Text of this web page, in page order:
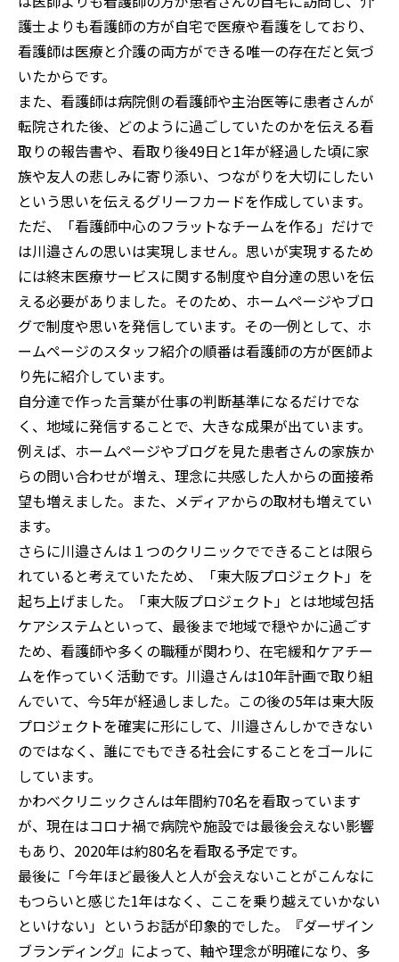
護士よりも看護師の方が自宅で医療や看護をしており、
看護師は医療と介護の両方ができる唯一の存在だと気づ
いたからです。
また、看護師は病院側の看護師や主治医等に患者さんが
転院された後、どのように過ごしていたのかを伝える看
取りの報告書や、看取り後49日と1年が経過した頃に家
族や友人の悲しみに寄り添い、つながりを大切にしたい
という思いを伝えるグリーフカードを作成しています。
ただ、「看護師中心のフラットなチームを作る」だけで
は川邉さんの思いは実現しません。思いが実現するため
には終末医療サービスに関する制度や自分達の思いを伝
える必要がありました。そのため、ホームページやブロ
グで制度や思いを発信しています。その一例として、ホ
ームページのスタッフ紹介の順番は看護師の方が医師よ
り先に紹介しています。
自分達で作った言葉が仕事の判断基準になるだけでな
く、地域に発信することで、大きな成果が出ています。
例えば、ホームページやブログを見た患者さんの家族か
らの問い合わせが増え、理念に共感した人からの面接希
望も増えました。また、メディアからの取材も増えてい
ます。
さらに川邉さんは１つのクリニックでできることは限ら
れていると考えていたため、「東大阪プロジェクト」を
起ち上げました。「東大阪プロジェクト」とは地域包括
ケアシステムといって、最後まで地域で穏やかに過ごす
ため、看護師や多くの職種が関わり、在宅緩和ケアチー
ムを作っていく活動です。川邉さんは10年計画で取り組
んでいて、今5年が経過しました。この後の5年は東大阪
プロジェクトを確実に形にして、川邉さんしかできない
のではなく、誰にでもできる社会にすることをゴールに
しています。
かわべクリニックさんは年間約70名を看取っています
が、現在はコロナ禍で病院や施設では最後会えない影響
もあり、2020年は約80名を看取る予定です。
最後に「今年ほど最後人と人が会えないことがこんなに
もつらいと感じた1年はなく、ここを乗り越えていかない
といけない」というお話が印象的でした。『ダーザイン
ブランディング』によって、軸や理念が明確になり、多